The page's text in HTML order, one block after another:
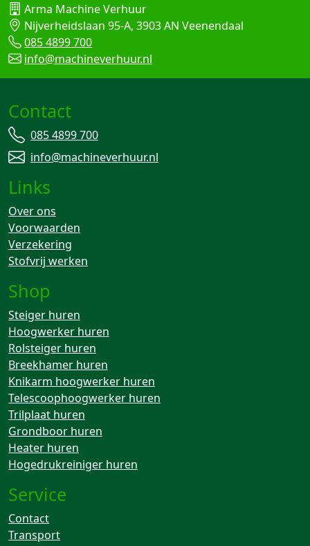
Arma Machine Verhuur
Nijverheidslaan 95-A, 3903 AN Veenendaal
085 4899 700
info@machineverhuur.nl
Contact
085 4899 700
info@machineverhuur.nl
Links
Over ons
Voorwaarden
Verzekering
Stofvrij werken
Shop
Steiger huren
Hoogwerker huren
Rolsteiger huren
Breekhamer huren
Knikarm hoogwerker huren
Telescoophoogwerker huren
Trilplaat huren
Grondboor huren
Heater huren
Hogedrukreiniger huren
Service
Contact
Transport